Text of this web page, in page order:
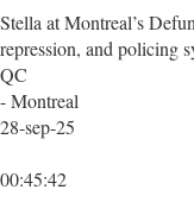
Stella at Montreal’s
repression, and policing
QC
- Montreal
28-sep-25
00:45:42